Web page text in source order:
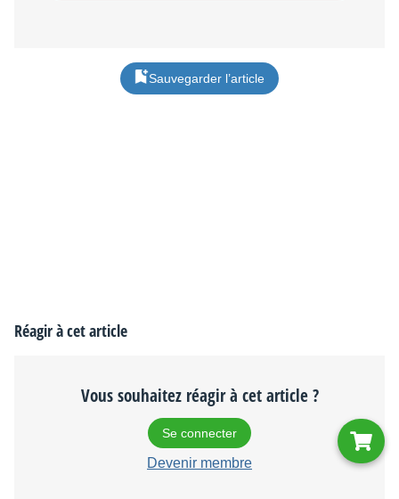
Sauvegarder l’article
Réagir à cet article
Vous souhaitez réagir à cet article ?
Se connecter
Devenir membre